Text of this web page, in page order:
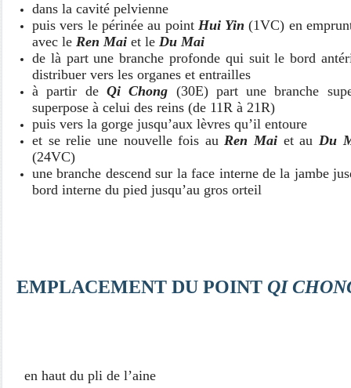
dans la cavité pelvienne
puis vers le périnée au point Hui Yin(1VC) en
avec le Ren Mai et le Du Mai
de là part une branche profonde qui suit le bord
distribuer vers les organes et entrailles
à partir de Qi Chong (30E) part une branche
superpose à celui des reins (de 11R à 21R)
puis vers la gorge jusqu’aux lèvres qu’il entoure
et se relie une nouvelle fois auRen Mai et au Du
(24VC)
une branche descend sur la face interne de la jambe
bord interne du pied jusqu’au gros orteil
EMPLACEMENT DU POINT QI
en haut du pli de l’aine